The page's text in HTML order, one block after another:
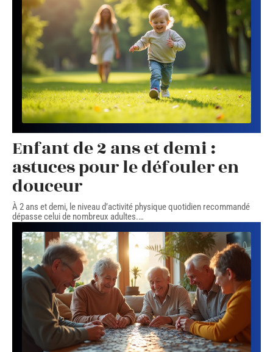
Enfant de 2 ans et demi :
astuces pour le défouler en
douceur
À 2 ans et demi, le niveau d’activité physique quotidien recommandé
dépasse celui de nombreux adultes.…